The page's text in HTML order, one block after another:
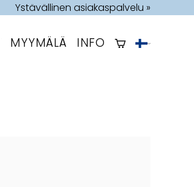
Ystävällinen asiakaspalvelu »
MYYMÄLÄ INFO